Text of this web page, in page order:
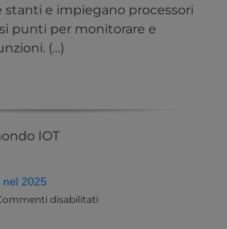
stanti e impiegano processori
punti per monitorare e
(…)
IOT
nel 2025
disabilitati